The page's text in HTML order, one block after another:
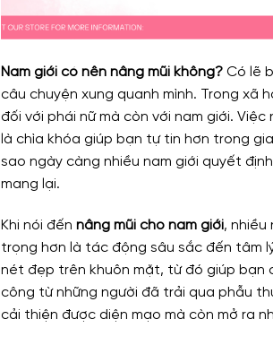
Nam giới có nên nâng mũi không? Có lẽ
câu chuyện xung quanh mình. Trong xã
đối với phái nữ mà còn với nam giới.
là chìa khóa giúp bạn tự tin hơn trong
sao ngày càng nhiều nam giới quyết
mang lại.
Khi nói đến nâng mũi cho nam giới, nhiều
trọng hơn là tác động sâu sắc đến tâm
nét đẹp trên khuôn mặt, từ đó giúp bạn
công từ những người đã trải qua phẫu
cải thiện được diện mạo mà còn mở ra